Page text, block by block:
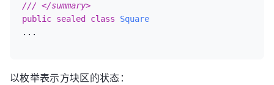
/// </summary>
public sealed class
Square
...
以枚举表示方块区的状态：